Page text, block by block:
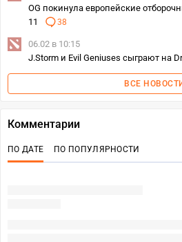
OG покинула европейские
11
38
06.02 в 10:15
J.Storm и Evil Geniuses сыграют на
ВСЕ НОВОСТИ
Комментарии
ПО ДАТЕ ПО ПОПУЛЯРНОСТИ